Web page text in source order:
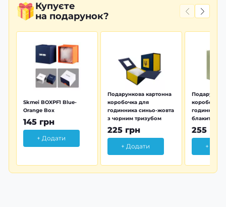
Купуєте
на подарунок?
Skmei BOXPF1 Blue-
Orange Box
145 грн
+ Додати
Подарункова картонна
коробочка для
годинника синьо-жовта
з чорним тризубом
225 грн
+ Додати
коробочка
годинника
блакитна
255 грн
+